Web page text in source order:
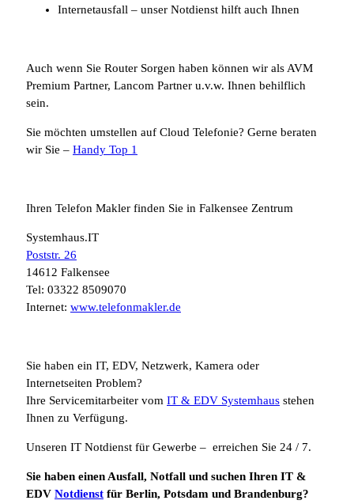
Internetausfall – unser Notdienst hilft auch Ihnen
Auch wenn Sie Router Sorgen haben können wir als AVM
Premium Partner, Lancom Partner u.v.w. Ihnen behilflich
sein.
Sie möchten umstellen auf Cloud Telefonie? Gerne beraten
wir Sie – Handy Top 1
Ihren Telefon Makler finden Sie in Falkensee Zentrum
Systemhaus.IT
Poststr. 26
14612 Falkensee
Tel: 03322 8509070
Internet: www.telefonmakler.de
Sie haben ein IT, EDV, Netzwerk, Kamera oder
Internetseiten Problem?
Ihre Servicemitarbeiter vom IT & EDV Systemhaus stehen
Ihnen zu Verfügung.
Unseren IT Notdienst für Gewerbe – erreichen Sie 24 / 7.
Sie haben einen Ausfall, Notfall und suchen Ihren IT &
EDV Notdienst für Berlin, Potsdam und Brandenburg?